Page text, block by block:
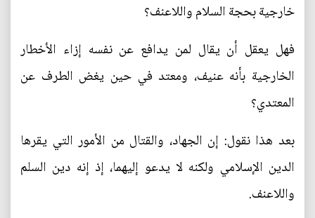
خارجية بحجة السلام واللاعنف؟
فهل يعقل أن يقال لمن يدافع عن نفسه إزاء الأخطار
الخارجية بأنه عنيف، ومعتد في حين يغض الطرف عن
المعتدي؟
بعد هذا نقول: إن الجهاد، والقتال من الأمور التي يقرها
الدين الإسلامي ولكنه لا يدعو إليهما، إذ إنه دين السلم
واللاعنف.